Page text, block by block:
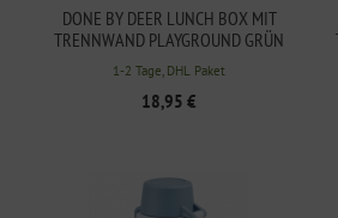
DONE BY DEER LUNCH BOX MIT
TRENNWAND PLAYGROUND GRÜN
1-2 Tage, DHL Paket
18,95 €